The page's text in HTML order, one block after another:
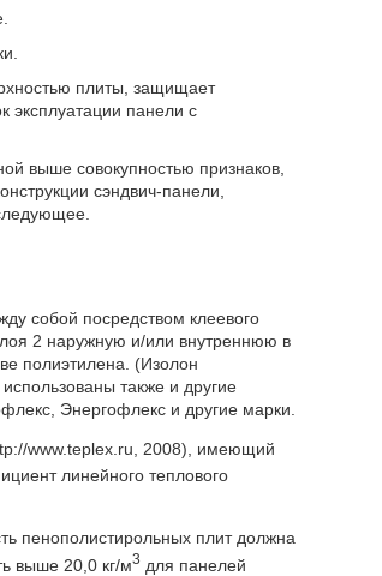
плиты, защищает
эксплуатации панели с
выше совокупностью признаков,
сэндвич-панели,
собой посредством клеевого
2 наружную и/или внутреннюю в
полиэтилена. (Изолон
также и другие
Энергофлекс и другие марки.
www.teplex.ru, 2008), имеющий
линейного теплового
пенополистирольных плит должна
выше 20,0 кг/м3 для панелей